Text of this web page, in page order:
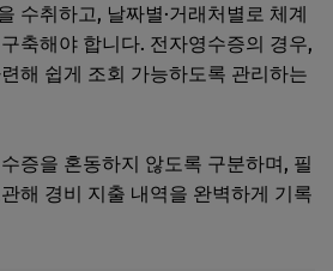
수취하고, 날짜별·거래처별로 체계
축해야 합니다. 전자영수증의 경우,
해 쉽게 조회 가능하도록 관리하는
증을 혼동하지 않도록 구분하며, 필
해 경비 지출 내역을 완벽하게 기록